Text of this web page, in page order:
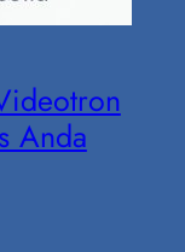
Anda